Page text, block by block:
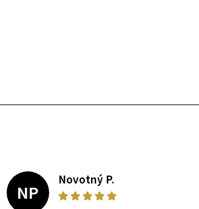
NP
Novotný P.